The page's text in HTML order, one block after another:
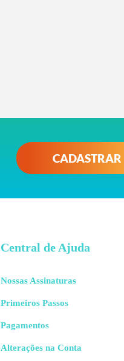
CADASTRAR
Central de Ajuda
Nossas Assinaturas
Primeiros Passos
Pagamentos
Alterações na Conta